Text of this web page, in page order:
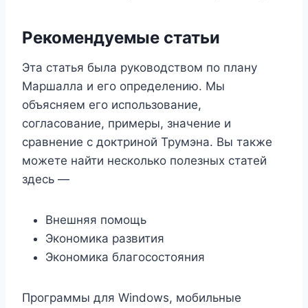
Рекомендуемые статьи
Эта статья была руководством по плану
Маршалла и его определению. Мы
объясняем его использование,
согласование, примеры, значение и
сравнение с доктриной Трумэна. Вы также
можете найти несколько полезных статей
здесь —
Внешняя помощь
Экономика развития
Экономика благосостояния
Программы для Windows, мобильные